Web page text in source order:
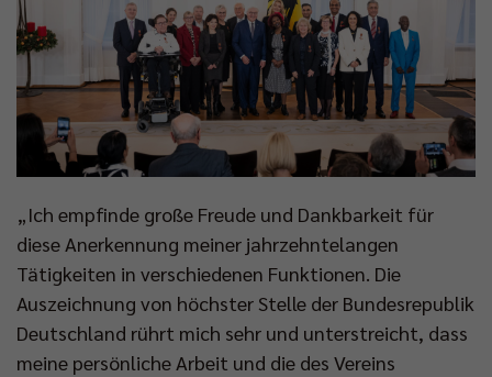
„Ich empfinde große Freude und Dankbarkeit für
diese Anerkennung meiner jahrzehntelangen
Tätigkeiten in verschiedenen Funktionen. Die
Auszeichnung von höchster Stelle der Bundesrepublik
Deutschland rührt mich sehr und unterstreicht, dass
meine persönliche Arbeit und die des Vereins